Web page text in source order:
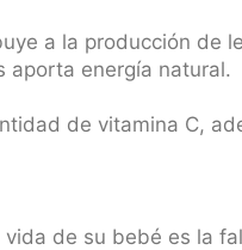
a la producción de
aporta energía natural.
de vitamina C,
de su bebé es la